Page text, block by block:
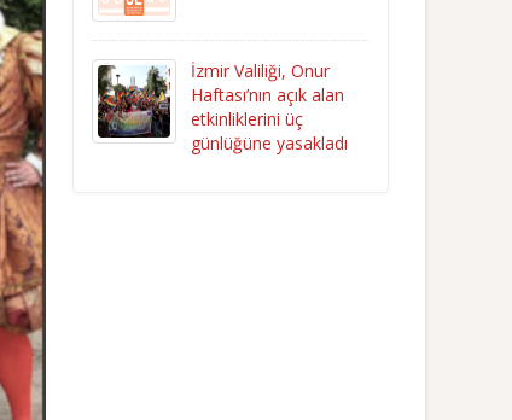
İzmir Valiliği, Onur
Haftası’nın açık alan
etkinliklerini üç
günlüğüne yasakladı